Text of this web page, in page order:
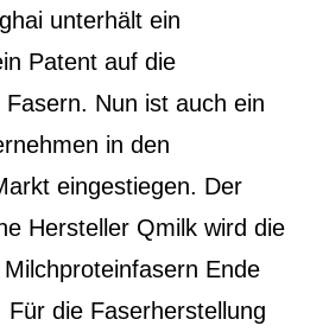
unterhält ein
Patent auf die
Nun ist auch ein
in den
eingestiegen. Der
Hersteller Qmilk wird die
Ende
Für die Faserherstellung